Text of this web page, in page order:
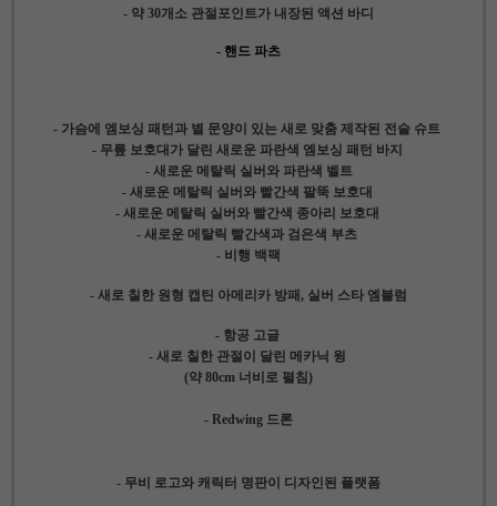
- 약 30개소 관절포인트가 내장된 액션 바디
- 핸드 파츠
- 가슴에 엠보싱 패턴과 별 문양이 있는 새로 맞춤 제작된 전술 슈트
- 무릎 보호대가 달린 새로운 파란색 엠보싱 패턴 바지
- 새로운 메탈릭 실버와 파란색 벨트
- 새로운 메탈릭 실버와 빨간색 팔뚝 보호대
- 새로운 메탈릭 실버와 빨간색 종아리 보호대
- 새로운 메탈릭 빨간색과 검은색 부츠
- 비행 백팩
- 새로 칠한 원형 캡틴 아메리카 방패, 실버 스타 엠블럼
- 항공 고글
- 새로 칠한 관절이 달린 메카닉 윙
(약 80cm 너비로 펼침)
- Redwing 드론
- 무비 로고와 캐릭터 명판이 디자인된 플랫폼